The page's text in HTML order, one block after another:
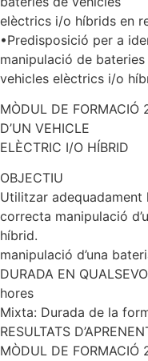
elèctrics i/o híbrids en
•Predisposició per a
manipulació de bateries
vehicles elèctrics i/o
MÒDUL DE FORMACIÓ
D’UN VEHICLE
ELÈCTRIC I/O HÍBRID
OBJECTIU
Utilitzar adequadament
correcta manipulació
híbrid.
manipulació d’una
DURADA EN
hores
Mixta: Durada de la
RESULTATS
MÒDUL DE FORMACIÓ